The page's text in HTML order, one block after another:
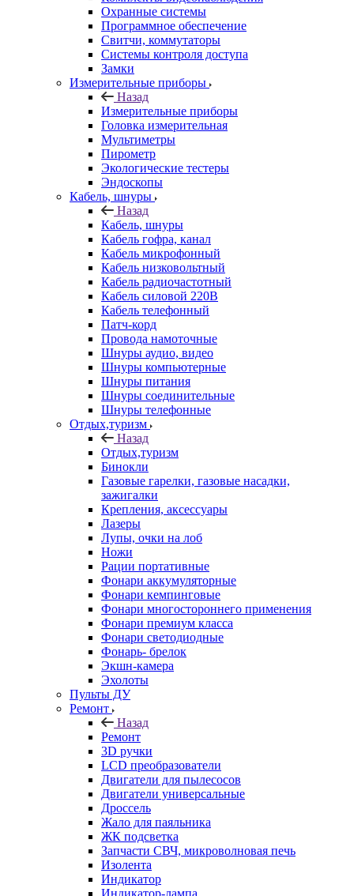
Охранные системы
Программное обеспечение
Свитчи, коммутаторы
Системы контроля доступа
Замки
Измерительные приборы
Назад
Измерительные приборы
Головка измерительная
Мультиметры
Пирометр
Экологические тестеры
Эндоскопы
Кабель, шнуры
Назад
Кабель, шнуры
Кабель гофра, канал
Кабель микрофонный
Кабель низковольтный
Кабель радиочастотный
Кабель силовой 220В
Кабель телефонный
Патч-корд
Провода намоточные
Шнуры аудио, видео
Шнуры компьютерные
Шнуры питания
Шнуры соединительные
Шнуры телефонные
Отдых,туризм
Назад
Отдых,туризм
Бинокли
Газовые гарелки, газовые насадки,
зажигалки
Крепления, аксессуары
Лазеры
Лупы, очки на лоб
Ножи
Рации портативные
Фонари аккумуляторные
Фонари кемпинговые
Фонари многостороннего применения
Фонари премиум класса
Фонари светодиодные
Фонарь- брелок
Экшн-камера
Эхолоты
Пульты ДУ
Ремонт
Назад
Ремонт
3D ручки
LCD преобразователи
Двигатели для пылесосов
Двигатели универсальные
Дроссель
Жало для паяльника
ЖК подсветка
Запчасти СВЧ, микроволновая печь
Изолента
Индикатор
Индикатор-лампа